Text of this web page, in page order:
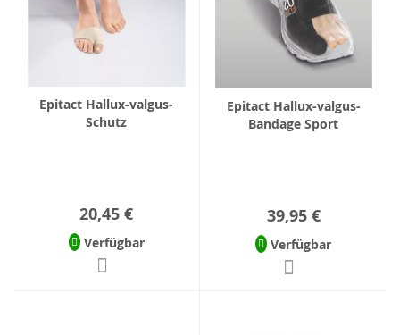
Epitact Hallux-valgus-
Schutz
20,45 €
Verfügbar
Epitact Hallux-valgus-
Bandage Sport
39,95 €
Verfügbar